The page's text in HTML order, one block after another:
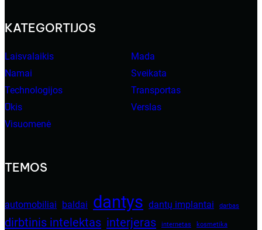
KATEGORTIJOS
Laisvalaikis
Mada
Namai
Sveikata
Technologijos
Transportas
Ūkis
Verslas
Visuomenė
TEMOS
automobiliai baldai dantys dantų implantai darbas
dirbtinis intelektas interjeras internetas kosmetika